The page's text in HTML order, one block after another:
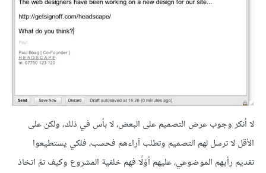
لا أنكر وجوب عرض التصميم على البعض، لا بأس في ذلك، ولكن على
الأقل لا ترسل لهم التصميم وتطلب آراءهم فحسب، فلكي يستطيعوا
تقديم رأيهم الموضوعي، عليهم أوّلًا فهم خلفية المشروع وكيف تمّ اتخاذ